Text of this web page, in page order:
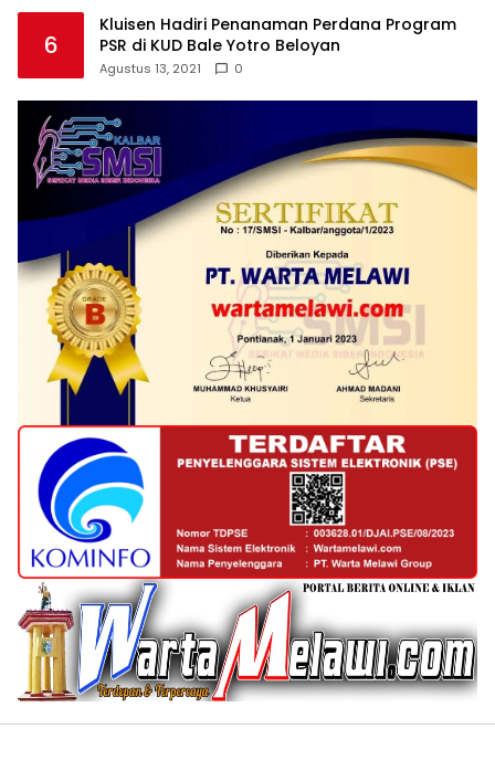
6
Kluisen Hadiri Penanaman Perdana Program
PSR di KUD Bale Yotro Beloyan
Agustus 13, 2021 0